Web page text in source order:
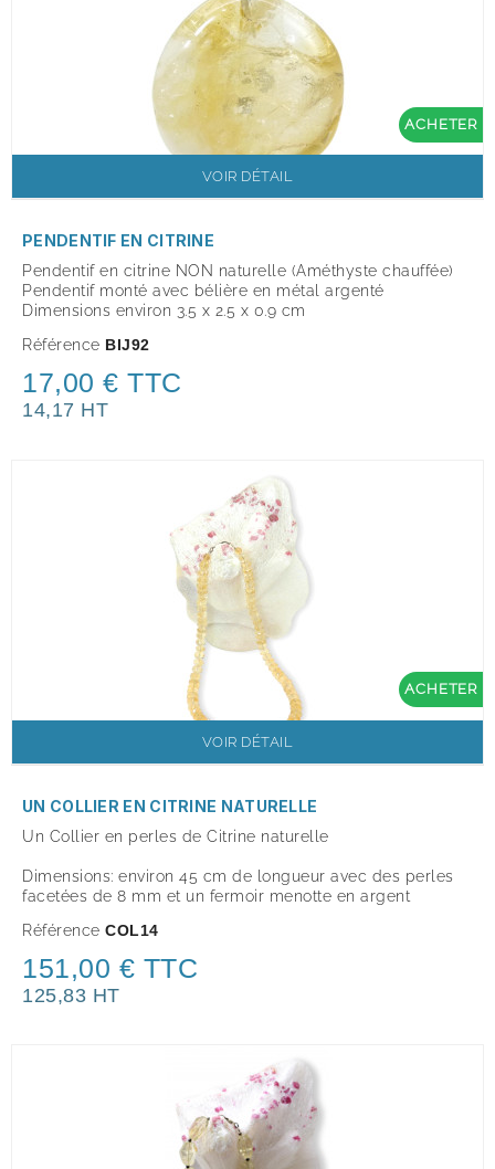
ACHETER
VOIR DÉTAIL
PENDENTIF EN CITRINE
Pendentif en citrine NON naturelle (Améthyste chauffée)
Pendentif monté avec bélière en métal argenté
Dimensions environ 3.5 x 2.5 x 0.9 cm
Référence BIJ92
17,00 € TTC
14,17 HT
ACHETER
VOIR DÉTAIL
UN COLLIER EN CITRINE NATURELLE
Un Collier en perles de Citrine naturelle
Dimensions: environ 45 cm de longueur avec des perles
facetées de 8 mm et un fermoir menotte en argent
Référence COL14
151,00 € TTC
125,83 HT